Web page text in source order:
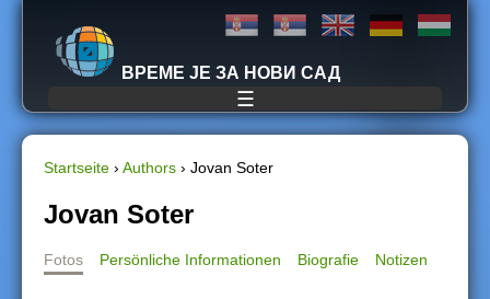
Jump to navigation
ВРЕМЕ ЈЕ ЗА НОВИ САД
☰
S
i
Startseite › Authors › Jovan Soter
Jovan Soter
Fotos Persönliche Informationen Biografie Notizen